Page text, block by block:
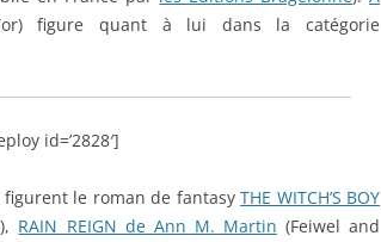
figure quant à lui dans la catégorie
id=’2828′]
figurent le roman de fantasyTHE WITCH’S BOY
RAIN REIGN de Ann M. Martin (Feiwel and